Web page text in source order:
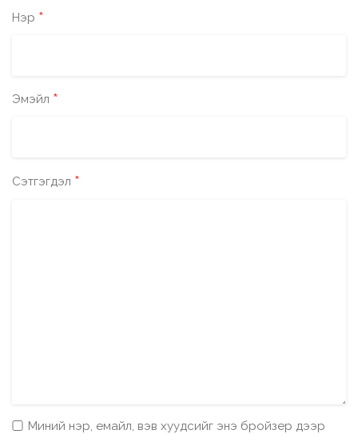
Нэр *
Эмэйл *
Сэтгэгдэл *
Миний нэр, емайл, вэв хуудсийг энэ бройзер дээр